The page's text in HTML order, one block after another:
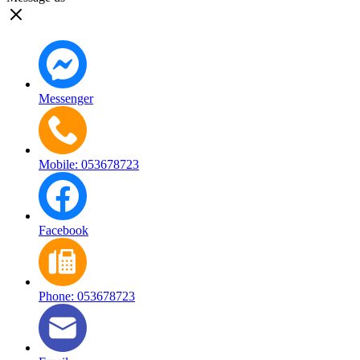
Messenger
Mobile: 053678723
Facebook
Phone: 053678723